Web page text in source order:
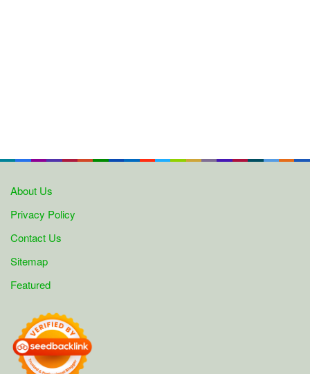
About Us
Privacy Policy
Contact Us
Sitemap
Featured